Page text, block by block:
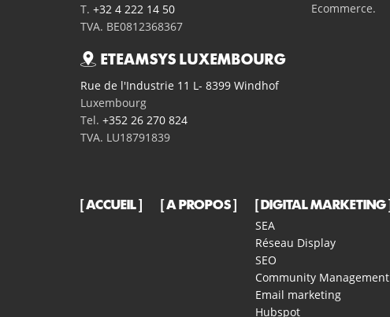
T. +32 4 222 14 50
TVA. BE0812368367
ETEAMSYS LUXEMBOURG
Rue de l'Industrie 11 L- 8399 Windhof
Luxembourg
Tel. +352 26 270 824
TVA. LU18791839
Ecommerce.
ACCUEIL A PROPOS DIGITAL MARKETING
SEA
Réseau Display
SEO
Community Management
Email marketing
Hubspot